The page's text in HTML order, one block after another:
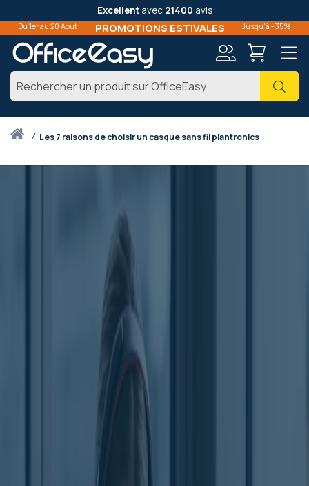
Excellentavec 21400 avis
Du 1er au 20 Aout PROMOTIONS ESTIVALES Jusqu'à -35%
Accueilles 7 raisons de choisir un casque sans fil plantronics